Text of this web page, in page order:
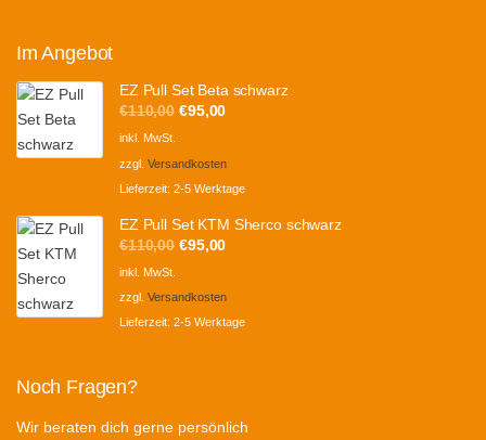
Im Angebot
EZ Pull Set Beta schwarz
€110,00 Ursprünglicher
war:
€110,00
€95,00Aktueller
ist:
€95,00.
inkl. MwSt.
zzgl. Versandkosten
Lieferzeit: 2-5 Werktage
EZ Pull Set KTM Sherco schwarz
€110,00 Ursprünglicher
war:
€110,00
€95,00Aktueller
ist:
€95,00.
inkl. MwSt.
zzgl. Versandkosten
Lieferzeit: 2-5 Werktage
Noch Fragen?
Wir beraten dich gerne persönlich